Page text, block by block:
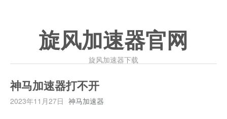
旋风加速器官网
旋风加速器下载
神马加速器打不开
2023年11月27日 神马加速器